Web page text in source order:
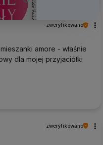
zweryfikowano
amore - właśnie
dla mojej przyjaciółki
zweryfikowano